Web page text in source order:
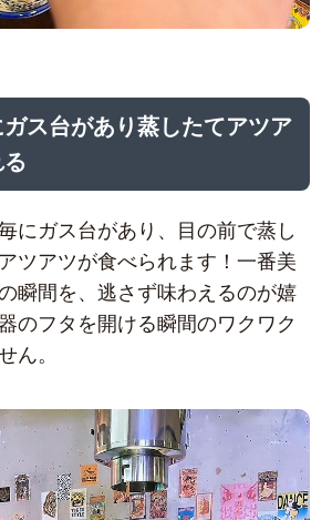
ス台があり蒸したてアツア
にガス台があり、目の前で蒸し
ツアツが食べられます！一番美
瞬間を、逃さず味わえるのが嬉
のフタを開ける瞬間のワクワク
ん。